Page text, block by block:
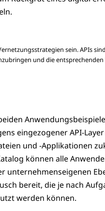
sein. APIs
und die
eingezogener API-
und -Applikationen
können alle
unternehmenseigenen
bereit, die je nach
werden können.